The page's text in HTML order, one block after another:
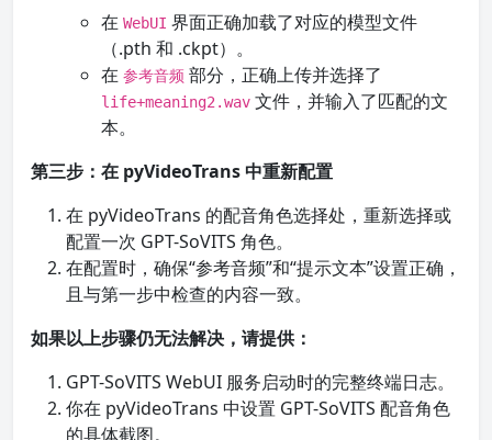
在 WebUI 界面正确加载了对应的模型文件
（.pth 和 .ckpt）。
在 参考音频 部分，正确上传并选择了
life+meaning2.wav 文件，并输入了匹配的文
本。
第三步：在 pyVideoTrans 中重新配置
在 pyVideoTrans 的配音角色选择处，重新选择或
配置一次 GPT-SoVITS 角色。
在配置时，确保“参考音频”和“提示文本”设置正确，
且与第一步中检查的内容一致。
如果以上步骤仍无法解决，请提供：
GPT-SoVITS WebUI 服务启动时的完整终端日志。
你在 pyVideoTrans 中设置 GPT-SoVITS 配音角色
的具体截图。